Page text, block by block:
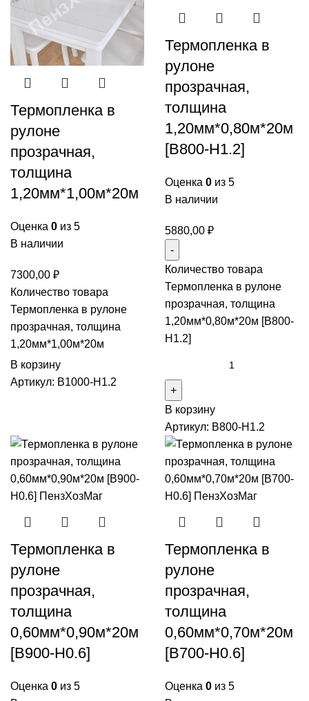
Термопленка в
рулоне
прозрачная,
толщина
1,20мм*1,00м*20м
Оценка 0 из 5
В наличии
7300,00 ₽
Количество товара
Термопленка в рулоне
прозрачная, толщина
1,20мм*1,00м*20м
В корзину
Артикул: B1000-H1.2
Термопленка в
рулоне
прозрачная,
толщина
1,20мм*0,80м*20м
[B800-H1.2]
Оценка 0 из 5
В наличии
5880,00 ₽
Количество товара
Термопленка в рулоне
прозрачная, толщина
1,20мм*0,80м*20м [B800-
H1.2]
В корзину
Артикул: B800-H1.2
Термопленка в
рулоне
прозрачная,
толщина
0,60мм*0,90м*20м
[B900-H0.6]
Оценка 0 из 5
Термопленка в
рулоне
прозрачная,
толщина
0,60мм*0,70м*20м
[B700-H0.6]
Оценка 0 из 5